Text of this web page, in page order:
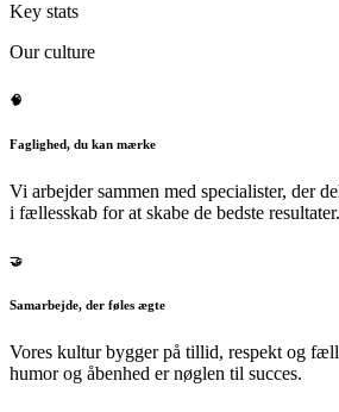
Key stats
Our culture
🧠
Faglighed, du kan mærke
Vi arbejder sammen med specialister, der
i fællesskab for at skabe de bedste resultater.
🤝
Samarbejde, der føles ægte
Vores kultur bygger på tillid, respekt og
humor og åbenhed er nøglen til succes.